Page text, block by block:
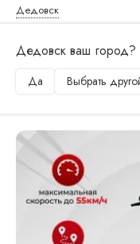
Дедовск
Дедовск ваш город?
Да Выбрать
Главная
Электровелосипед